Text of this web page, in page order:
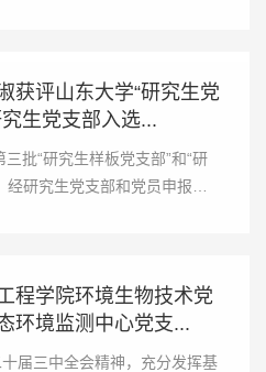
誓仪式，仪式由硕士生党员刘
获评山东大学“研究生党
生党支部入选...
批“研究生样板党支部”和“研
研究生党支部和党员申报、
，全校遴选产生10名研究生党
程学院环境生物技术党
环境监测中心党支...
届三中全会精神，充分发挥基